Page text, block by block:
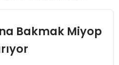
Bakmak Miyop